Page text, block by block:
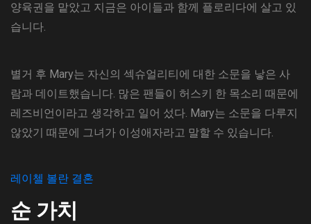
양육권을 맡았고 지금은 아이들과 함께 플로리다에 살고 있
습니다.
별거 후 Mary는 자신의 섹슈얼리티에 대한 소문을 낳은 사
람과 데이트했습니다. 많은 팬들이 허스키 한 목소리 때문에
레즈비언이라고 생각하고 일어 섰다. Mary는 소문을 다루지
않았기 때문에 그녀가 이성애자라고 말할 수 있습니다.
레이첼 볼란 결혼
순 가치